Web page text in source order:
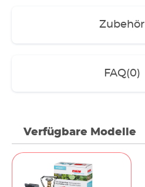
Zubehör
FAQ(0)
Verfügbare Modelle